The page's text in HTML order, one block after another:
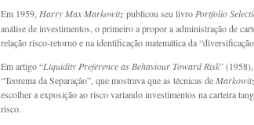
Em 1959,Harry Max Markowitzpublicou seu livroPortfolio
análise de investimentos, o primeiro a propor a administração de
relação risco-retorno e na identificação matemática da
Em artigo “Liquidity Preference as Behaviour Toward Risk” (1958),
“Teorema da Separação”, que mostrava que as técnicas de
escolher a exposição ao risco variando investimentos na carteira
risco.